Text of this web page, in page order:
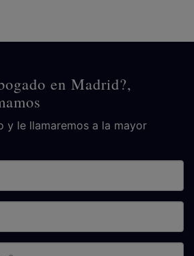
en Madrid?,
y le llamaremos a la mayor